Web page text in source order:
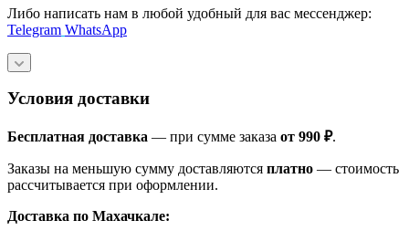
Либо написать нам в любой удобный для вас мессенджер:
Telegram WhatsApp
Условия доставки
Бесплатная доставка — при сумме заказа от 990 ₽.
Заказы на меньшую сумму доставляются платно — стоимость
рассчитывается при оформлении.
Доставка по Махачкале: